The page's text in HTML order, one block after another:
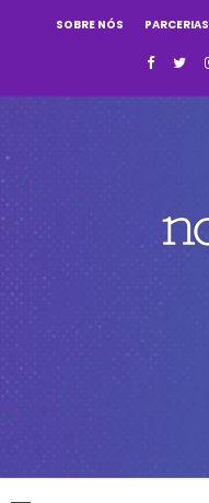
SOBRE NÓS PARCERIAS